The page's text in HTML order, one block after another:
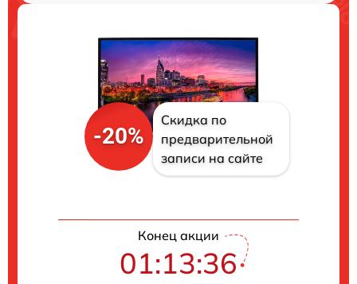
-20%
Скидка по
предварительной
записи на сайте
Конец акции
01:13:35